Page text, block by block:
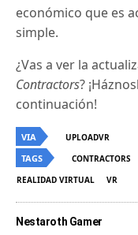
económico que es
simple.
¿Vas a ver la
Contractors?
continuación!
VIA UPLOADVR
TAGS CONTRACTORS
REALIDAD VIRTUAL
VR
Nestaroth Gamer